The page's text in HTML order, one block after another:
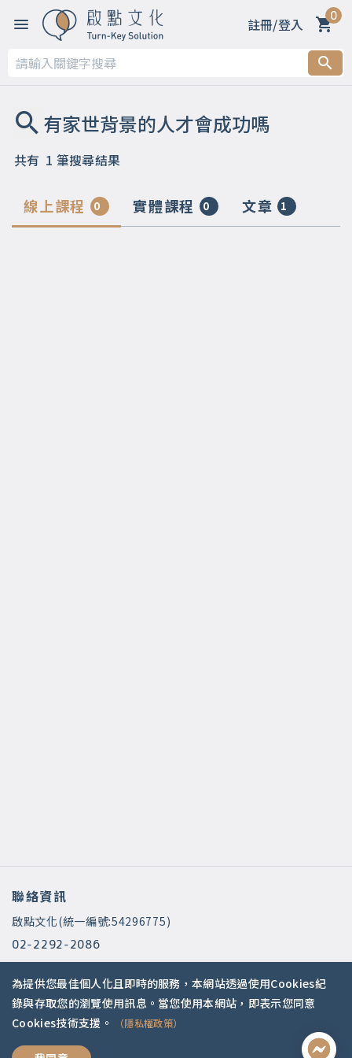
註冊/登入 0
共有 1 筆搜尋結果
線上課程 0 實體課程 0 文章 1
聯絡資訊
啟點文化(統一編號:54296775)
02-2292-2086
service@koob.com.tw
服務時間
週一至週五 10:00-18:00
國定假日公休
為提供您最佳個人化且即時的服務，本網站透過使用Cookies紀
錄與存取您的瀏覽使用訊息。當您使用本網站，即表示您同意
Cookies技術支援。
（隱私權政策）